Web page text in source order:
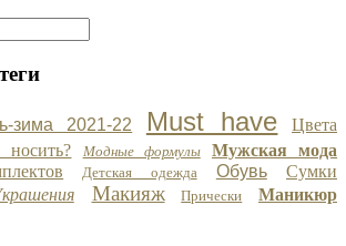
зима 2021-22 Must have Цвета
Модные формулы
Мужская мода
Детская одежда Обувь Сумки
Макияж Прически
Маникюр